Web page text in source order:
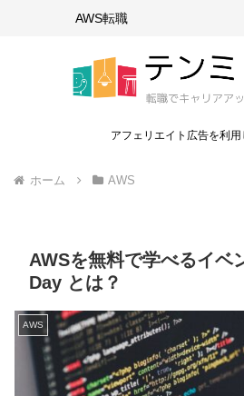
アフェリエイト広告を利
AWS転職
ホーム AWS
AWSを無料で学べるイベ
Day とは？
AWS